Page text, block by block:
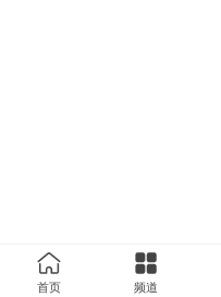
首页 频道